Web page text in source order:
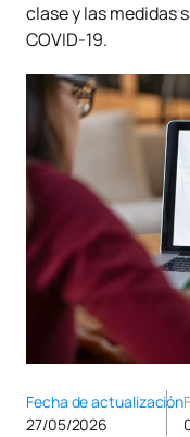
clase y las medidas
COVID-19.
Fecha de actualización
27/05/2026